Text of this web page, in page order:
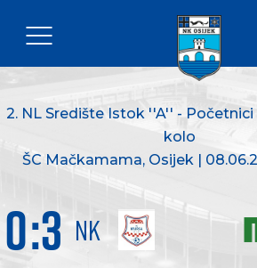
2. NL Središte Istok ''A'' - Početnici
kolo
ŠC Mačkamama, Osijek |
NK
0:3